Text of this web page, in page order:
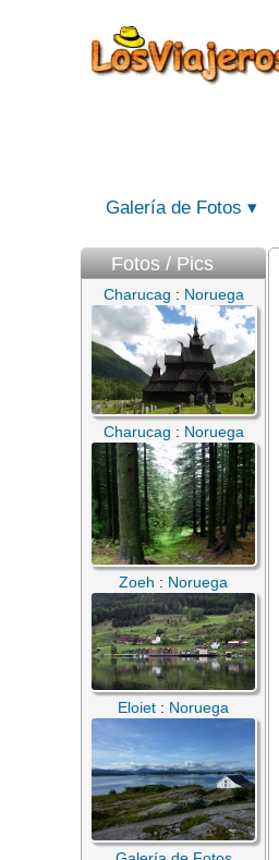
Galería de Fotos
Fotos / Pics
Charucag : Noruega
Charucag : Noruega
Zoeh : Noruega
Eloiet : Noruega